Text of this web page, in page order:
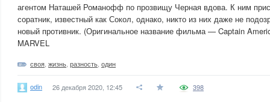
агентом Наташей Романофф по прозвищу Черная вдова. К ним
соратник, известный как Сокол, однако, никто из них даже не
новый противник. (Оригинальное название фильма — Captain
MARVEL
своя жизнь разность один
odin 26 декабря 2020, 12:45 398